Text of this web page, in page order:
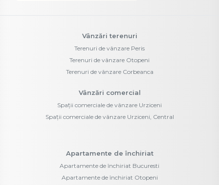
Vânzări terenuri
Terenuri de vânzare Peris
Terenuri de vânzare Otopeni
Terenuri de vânzare Corbeanca
Vânzări comercial
Spații comerciale de vânzare Urziceni
Spații comerciale de vânzare Urziceni, Central
Apartamente de închiriat
Apartamente de închiriat Bucuresti
Apartamente de închiriat Otopeni